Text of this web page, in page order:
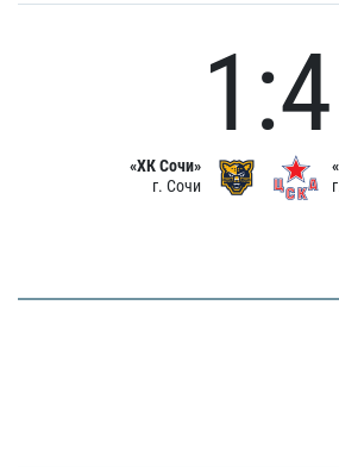
«ХК Сочи»
г. Сочи
1:4